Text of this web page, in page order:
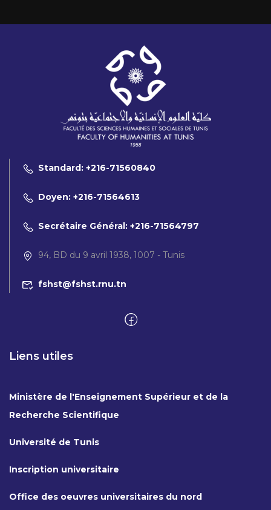
Standard: +216-71560840
Doyen: +216-71564613
Secrétaire Général: +216-71564797
94, BD du 9 avril 1938, 1007 - Tunis
fshst@fshst.rnu.tn
Liens utiles
Ministère de l'Enseignement Supérieur et de la
Recherche Scientifique
Université de Tunis
Inscription universitaire
Office des oeuvres universitaires du nord